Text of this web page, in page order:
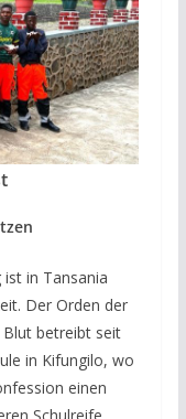
in Tansania
Der Orden der
betreibt seit
in Kifungilo, wo
einen